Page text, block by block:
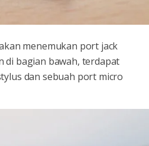
menemukan port jack
di bagian bawah, terdapat
dan sebuah port micro